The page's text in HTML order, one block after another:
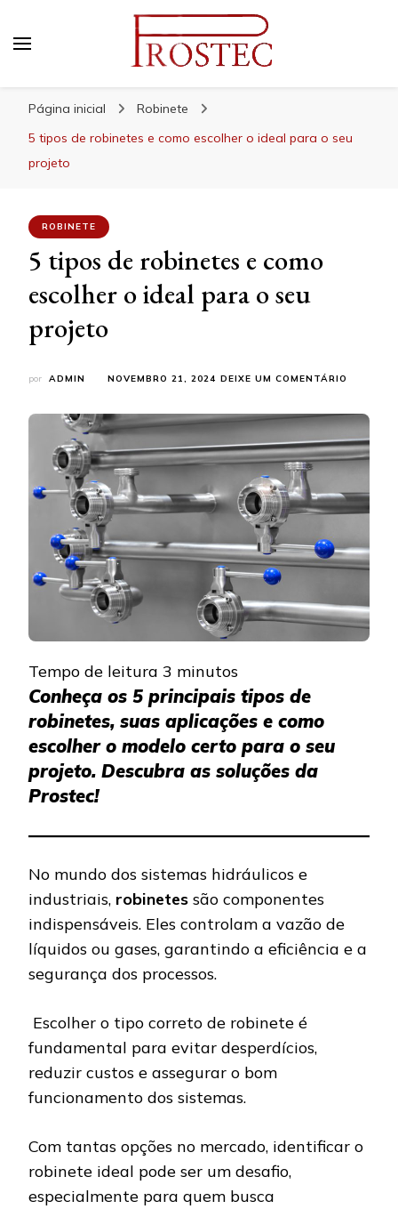
Página inicial
Robinete
5 tipos de robinetes e como escolher o ideal para o seu
projeto
ROBINETE
5 tipos de robinetes e como
escolher o ideal para o seu
projeto
por ADMIN NOVEMBRO 21, 2024 DEIXE UM COMENTÁRIO
DE
E
O
O
SEU
Tempo de leitura 3 minutos
Conheça os 5 principais tipos de
robinetes, suas aplicações e como
escolher o modelo certo para o seu
projeto. Descubra as soluções da
Prostec!
No mundo dos sistemas hidráulicos e
industriais, robinetes são componentes
indispensáveis. Eles controlam a vazão de
líquidos ou gases, garantindo a eficiência e a
segurança dos processos.
Escolher o tipo correto de robinete é
fundamental para evitar desperdícios,
reduzir custos e assegurar o bom
funcionamento dos sistemas.
Com tantas opções no mercado, identificar o
robinete ideal pode ser um desafio,
especialmente para quem busca